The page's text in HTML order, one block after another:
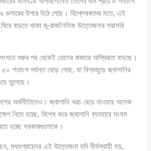
ডলারের উপরে উঠে গেছে। বিশ্লেষকদের মতে, এই
বাড়তে থাকা ভূ-রাজনৈতিক উত্তেজনার সরাসরি
শুরুর পর থেকেই তেলের বাজারে অস্থিরতা বাড়ছে।
শতাংশ পর্যন্ত বেড়ে গেছে, যা বিশ্বজুড়ে জ্বালানির
তুলেছে।
অর্থনীতিতেও। জ্বালানি খরচ বেড়ে যাওয়ায় অনেক
নিতে হচ্ছে, বিশেষ করে জ্বালানি ব্যবহারে সংযম
হচ্ছে সরকারগুলোকে।
মধ্যপ্রাচ্যের এই উত্তেজনা যদি দীর্ঘস্থায়ী হয়,